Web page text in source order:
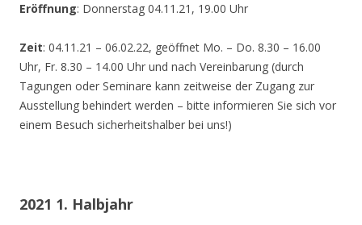
Eröffnung: Donnerstag 04.11.21, 19.00 Uhr
Zeit: 04.11.21 – 06.02.22, geöffnet Mo. – Do. 8.30 – 16.00
Uhr, Fr. 8.30 – 14.00 Uhr und nach Vereinbarung (durch
Tagungen oder Seminare kann zeitweise der Zugang zur
Ausstellung behindert werden – bitte informieren Sie sich vor
einem Besuch sicherheitshalber bei uns!)
2021 1. Halbjahr